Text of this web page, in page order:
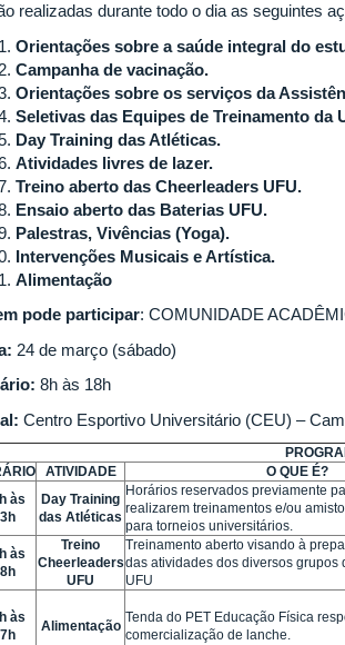
realizadas durante todo o dia as seguintes
Orientações sobre a saúde integral do
Campanha de vacinação.
Orientações sobre os serviços da
Seletivas das Equipes de Treinamento da
Day Training das Atléticas.
Atividades livres de lazer.
Treino aberto das Cheerleaders UFU.
Ensaio aberto das Baterias UFU.
Palestras, Vivências (Yoga).
Intervenções Musicais e Artística.
Alimentação
pode participar: COMUNIDADE
24 de março (sábado)
8h às 18h
Centro Esportivo Universitário (CEU) –
ATIVIDADE O QUE É?
às
Day Training
das Atléticas
Horários reservados previamente
realizarem treinamentos e/ou
para torneios universitários.
às
Treino
Cheerleaders
UFU
Treinamento aberto visando à
das atividades dos diversos grupos
UFU
às
Alimentação
Tenda do PET Educação Física
comercialização de lanche.